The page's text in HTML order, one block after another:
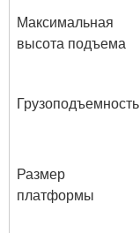
Максимальная
высота подъема
Грузоподъемность
Размер
платформы